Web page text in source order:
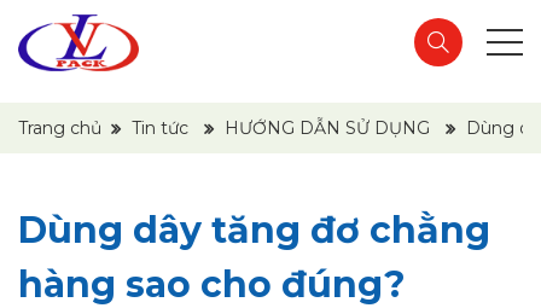
Trang chủ Tin tức HƯỚNG DẪN SỬ DỤNG Dùng
Dùng dây tăng đơ chằng
hàng sao cho đúng?